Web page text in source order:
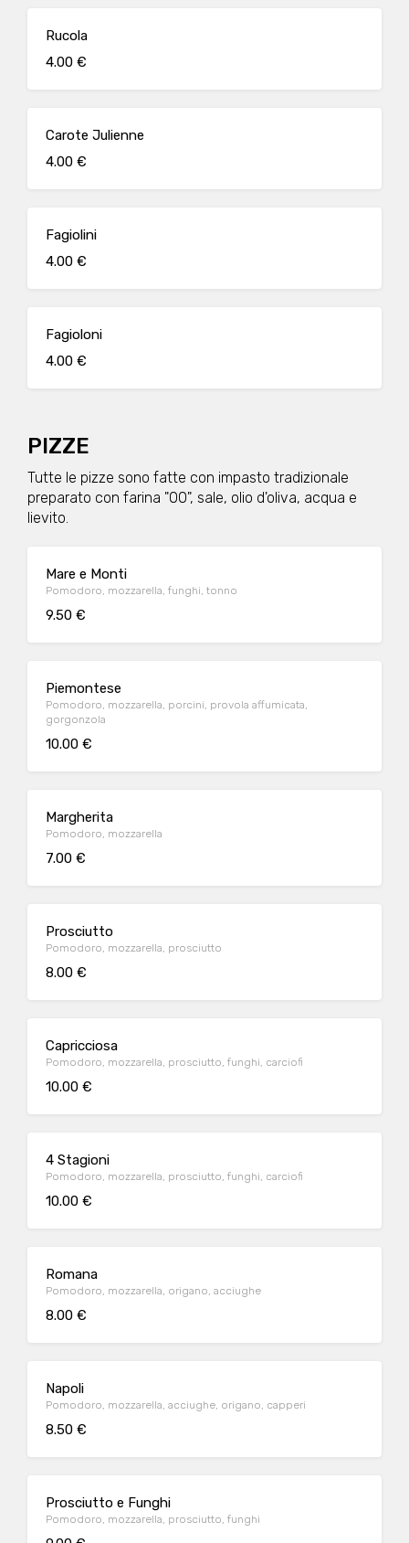
Rucola
4.00 €
Carote Julienne
4.00 €
Fagiolini
4.00 €
Fagioloni
4.00 €
PIZZE
Tutte le pizze sono fatte con impasto tradizionale
preparato con farina "00", sale, olio d'oliva, acqua e
lievito.
Mare e Monti
Pomodoro, mozzarella, funghi, tonno
9.50 €
Piemontese
Pomodoro, mozzarella, porcini, provola affumicata,
gorgonzola
10.00 €
Margherita
Pomodoro, mozzarella
7.00 €
Prosciutto
Pomodoro, mozzarella, prosciutto
8.00 €
Capricciosa
Pomodoro, mozzarella, prosciutto, funghi, carciofi
10.00 €
4 Stagioni
Pomodoro, mozzarella, prosciutto, funghi, carciofi
10.00 €
Romana
Pomodoro, mozzarella, origano, acciughe
8.00 €
Napoli
Pomodoro, mozzarella, acciughe, origano, capperi
8.50 €
Prosciutto e Funghi
Pomodoro, mozzarella, prosciutto, funghi